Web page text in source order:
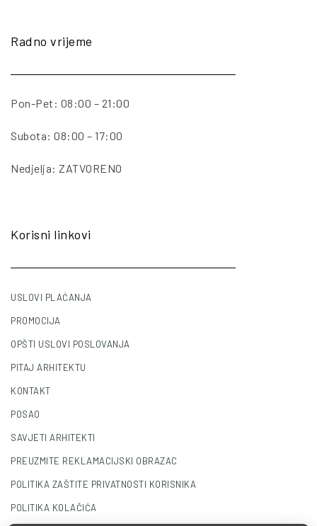
Radno vrijeme
Pon-Pet: 08:00 – 21:00
Subota: 08:00 – 17:00
Nedjelja: ZATVORENO
Korisni linkovi
USLOVI PLAĆANJA
PROMOCIJA
OPŠTI USLOVI POSLOVANJA
PITAJ ARHITEKTU
KONTAKT
POSAO
SAVJETI ARHITEKTI
PREUZMITE REKLAMACIJSKI OBRAZAC
POLITIKA ZAŠTITE PRIVATNOSTI KORISNIKA
POLITIKA KOLAČIĆA